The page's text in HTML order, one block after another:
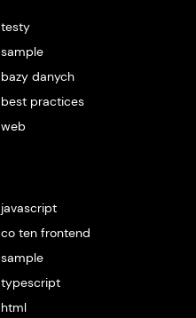
testy
sample
bazy danych
best practices
web
javascript
co ten frontend
sample
typescript
html